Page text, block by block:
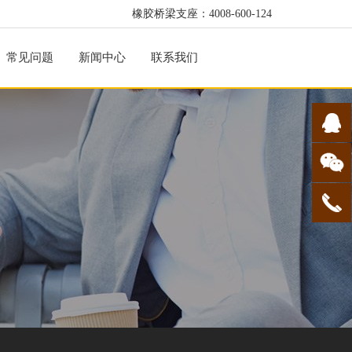
橡胶桥梁支座：4008-600-124
常见问题 新闻中心 联系我们